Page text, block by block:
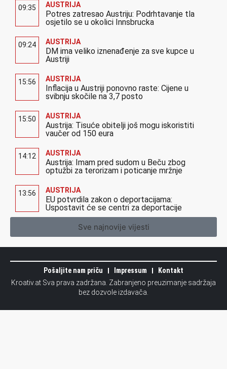
09:35 AUSTRIJA
Potres zatresao Austriju: Podrhtavanje tla
osjetilo se u okolici Innsbrucka
09:24 AUSTRIJA
DM ima veliko iznenađenje za sve kupce u
Austriji
15:56 AUSTRIJA
Inflacija u Austriji ponovno raste: Cijene u
svibnju skočile na 3,7 posto
15:50 AUSTRIJA
Austrija: Tisuće obitelji još mogu iskoristiti
vaučer od 150 eura
14:12 AUSTRIJA
Austrija: Imam pred sudom u Beču zbog
optužbi za terorizam i poticanje mržnje
13:56 AUSTRIJA
EU potvrdila zakon o deportacijama:
Uspostavit će se centri za deportacije
Sve najnovije vijesti
Pošaljite nam priču Impressum
Kontakt
Kroativ.at Sva prava zadržana. Zabranjeno preuzimanje sadržaja
bez dozvole izdavača.